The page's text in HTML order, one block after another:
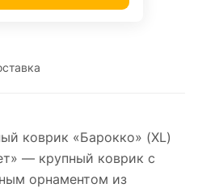
коврик «Барокко» (XL)
— крупный коврик с
орнаментом из